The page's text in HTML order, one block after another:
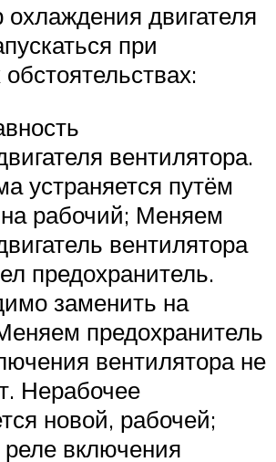
охлаждения двигателя
при
вентилятора.
устраняется путём
рабочий; Меняем
вентилятора
предохранитель.
заменить на
предохранитель
вентилятора не
Нерабочее
новой, рабочей;
включения